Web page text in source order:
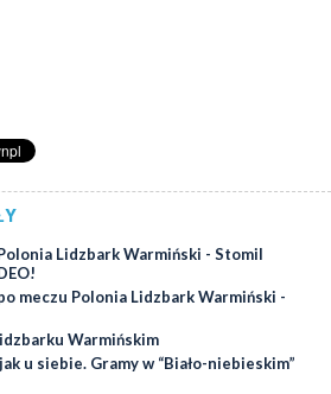
Lidzbark Warmiński - Stomil
meczu Polonia Lidzbark Warmiński -
Warmińskim
u siebie. Gramy w “Biało-niebieskim”